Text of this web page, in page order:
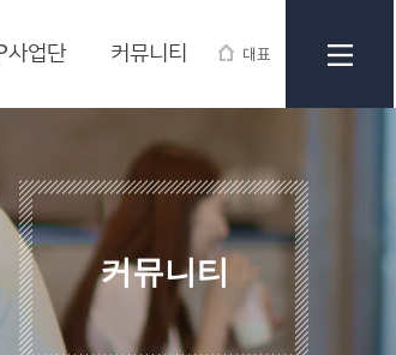
대표
사업단 커뮤니티
커뮤니티